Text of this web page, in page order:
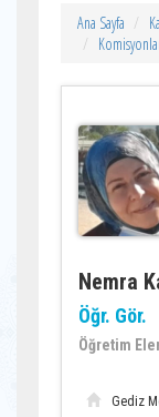
Ana Sayfa
Nemra
Öğr. Gör.
Öğretim
Gediz